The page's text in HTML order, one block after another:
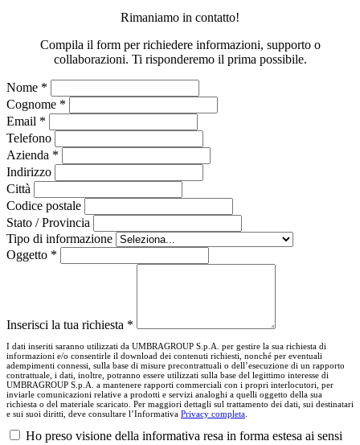
Rimaniamo in contatto!
Compila il form per richiedere informazioni, supporto o
collaborazioni. Ti risponderemo il prima possibile.
Nome *
Cognome *
Email *
Telefono
Azienda *
Indirizzo
Città
Codice postale
Stato / Provincia
Tipo di informazione
Oggetto *
Inserisci la tua richiesta *
I dati inseriti saranno utilizzati da UMBRAGROUP S.p.A. per gestire la sua richiesta di
informazioni e/o consentirle il download dei contenuti richiesti, nonché per eventuali
adempimenti connessi, sulla base di misure precontrattuali o dell’esecuzione di un rapporto
contrattuale, i dati, inoltre, potranno essere utilizzati sulla base del legittimo interesse di
UMBRAGROUP S.p.A. a mantenere rapporti commerciali con i propri interlocutori, per
inviarle comunicazioni relative a prodotti e servizi analoghi a quelli oggetto della sua
richiesta o del materiale scaricato. Per maggiori dettagli sul trattamento dei dati, sui destinatari
e sui suoi diritti, deve consultare l’Informativa Privacy completa.
Ho preso visione della informativa resa in forma estesa ai sensi